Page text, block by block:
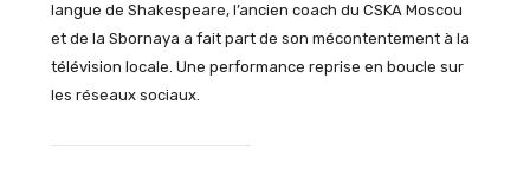
langue de Shakespeare, l’ancien coach du CSKA Moscou
et de la Sbornaya a fait part de son mécontentement à la
télévision locale. Une performance reprise en boucle sur
les réseaux sociaux.